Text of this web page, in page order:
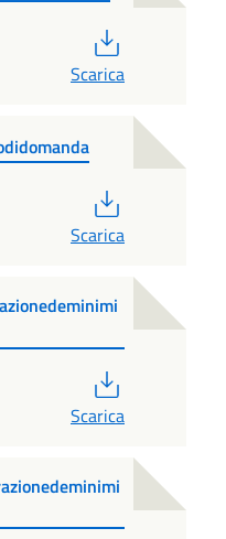
Scarica
Scarica
Scarica